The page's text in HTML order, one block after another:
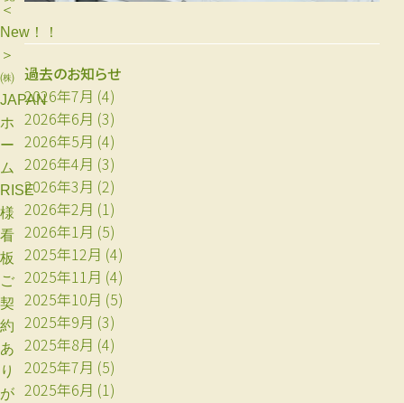
＜
New！！
＞
㈱
JAPAN
ホ
ー
ム
RISE
様
看
板
ご
契
約
あ
り
が
過去のお知らせ
2026年7月 (4)
2026年6月 (3)
2026年5月 (4)
2026年4月 (3)
2026年3月 (2)
2026年2月 (1)
2026年1月 (5)
2025年12月 (4)
2025年11月 (4)
2025年10月 (5)
2025年9月 (3)
2025年8月 (4)
2025年7月 (5)
2025年6月 (1)